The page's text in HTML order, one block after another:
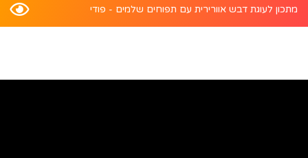
מתכון לעוגת דבש אוורירית עם תפוחים שלמים - פודי